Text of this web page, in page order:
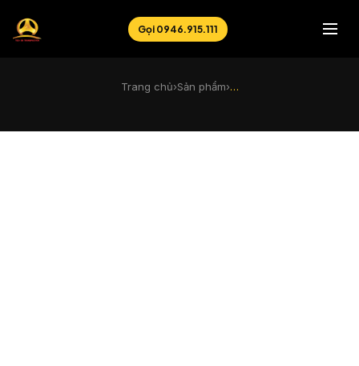
Gọi 0946.915.111
Trang chủ›Sản phẩm›…